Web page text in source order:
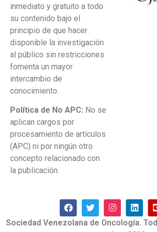
inmediato y gratuito a todo
su contenido bajo el
principio de que hacer
disponible la investigación
al público sin restricciones
fomenta un mayor
intercambio de
conocimiento.
Política de No APC: No se
aplican cargos por
procesamiento de artículos
(APC) ni por ningún otro
concepto relacionado con
la publicación.
Sociedad Venezolana de Oncología.